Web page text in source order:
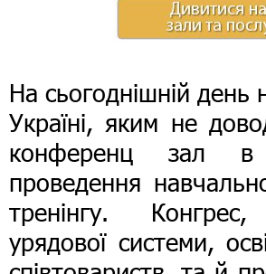
На сьогоднішній день
Україні, яким не
конференц зал
проведення
тренінгу. Конгрес,
урядової системи,